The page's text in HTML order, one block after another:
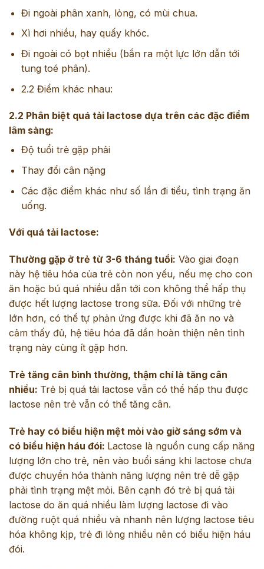
Đi ngoài phân xanh, lỏng, có mùi chua.
Xì hơi nhiều, hay quấy khóc.
Đi ngoài có bọt nhiều (bắn ra một lực lớn dẫn tới
tung toé phân).
2.2 Điểm khác nhau:
2.2 Phân biệt quá tải lactose dựa trên các đặc điểm
lâm sàng:
Độ tuổi trẻ gặp phải
Thay đổi cân nặng
Các đặc điểm khác như số lần đi tiểu, tình trạng ăn
uống.
Với quá tải lactose:
Thường gặp ở trẻ từ 3-6 tháng tuổi: Vào giai đoạn
này hệ tiêu hóa của trẻ còn non yếu, nếu mẹ cho con
ăn hoặc bú quá nhiều dẫn tới con không thể hấp thụ
được hết lượng lactose trong sữa. Đối với những trẻ
lớn hơn, có thể tự phản ứng được khi đã ăn no và
cảm thấy đủ, hệ tiêu hóa đã dần hoàn thiện nên tình
trạng này cùng ít gặp hơn.
Trẻ tăng cân bình thường, thậm chí là tăng cân
nhiều: Trẻ bị quá tải lactose vẫn có thể hấp thu được
lactose nên trẻ vẫn có thể tăng cân.
Trẻ hay có biểu hiện mệt mỏi vào giờ sáng sớm và
có biểu hiện háu đói: Lactose là nguồn cung cấp năng
lượng lớn cho trẻ, nên vào buổi sáng khi lactose chưa
được chuyển hóa thành năng lượng nên trẻ dễ gặp
phải tình trạng mệt mỏi. Bên cạnh đó trẻ bị quá tải
lactose do ăn quá nhiều làm lượng lactose đi vào
đường ruột quá nhiều và nhanh nên lượng lactose tiêu
hóa không kịp, trẻ đi lỏng nhiều nên có biểu hiện háu
đói.